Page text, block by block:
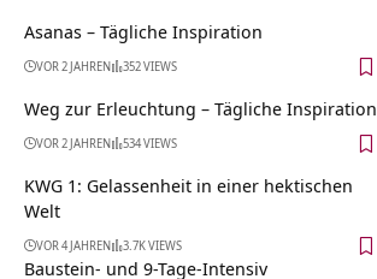
Asanas – Tägliche Inspiration
VOR 2 JAHREN 352 VIEWS
Weg zur Erleuchtung – Tägliche Inspiration
VOR 2 JAHREN 534 VIEWS
KWG 1: Gelassenheit in einer hektischen
Welt
VOR 4 JAHREN 3.7K VIEWS
Baustein- und 9-Tage-Intensiv